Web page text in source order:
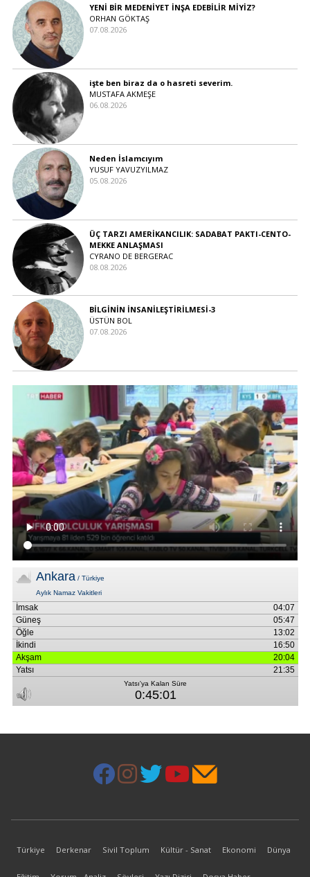
YENİ BİR MEDENİYET İNŞA EDEBİLİR MİYİZ?
ORHAN GÖKTAŞ
07.08.2026
işte ben biraz da o hasreti severim.
MUSTAFA AKMEŞE
06.08.2026
Neden İslamcıyım
YUSUF YAVUZYILMAZ
05.08.2026
ÜÇ TARZI AMERİKANCILIK: SADABAT PAKTI-CENTO-
MEKKE ANLAŞMASI
CYRANO DE BERGERAC
08.08.2026
BİLGİNİN İNSANİLEŞTİRİLMESİ-3
ÜSTÜN BOL
07.08.2026
Türkiye Derkenar Sivil Toplum Kültür - Sanat Ekonomi Dünya